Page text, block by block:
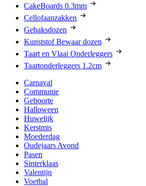
CakeBoards 0.3mm
Cellofaanzakken
Gebaksdozen
Kunststof Bewaar dozen
Taart en Vlaai Onderleggers
Taartonderleggers 1.2cm
Carnaval
Communie
Geboorte
Halloween
Huwelijk
Kerstmis
Moederdag
Oudejaars Avond
Pasen
Sinterklaas
Valentijn
Voetbal